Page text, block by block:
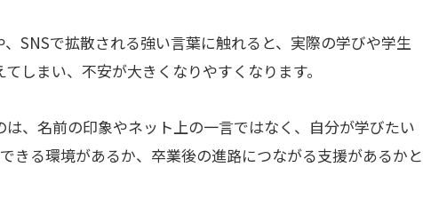
SNSで拡散される強い言葉に触れると、実際の学びや学生
しまい、不安が大きくなりやすくなります。
、名前の印象やネット上の一言ではなく、自分が学びたい
きる環境があるか、卒業後の進路につながる支援があるかと